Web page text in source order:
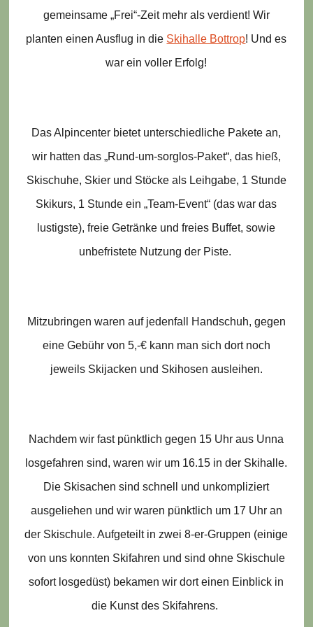
gemeinsame „Frei“-Zeit mehr als verdient! Wir
planten einen Ausflug in die Skihalle Bottrop! Und es
war ein voller Erfolg!
Das Alpincenter bietet unterschiedliche Pakete an,
wir hatten das „Rund-um-sorglos-Paket“, das hieß,
Skischuhe, Skier und Stöcke als Leihgabe, 1 Stunde
Skikurs, 1 Stunde ein „Team-Event“ (das war das
lustigste), freie Getränke und freies Buffet, sowie
unbefristete Nutzung der Piste.
Mitzubringen waren auf jedenfall Handschuh, gegen
eine Gebühr von 5,-€ kann man sich dort noch
jeweils Skijacken und Skihosen ausleihen.
Nachdem wir fast pünktlich gegen 15 Uhr aus Unna
losgefahren sind, waren wir um 16.15 in der Skihalle.
Die Skisachen sind schnell und unkompliziert
ausgeliehen und wir waren pünktlich um 17 Uhr an
der Skischule. Aufgeteilt in zwei 8-er-Gruppen (einige
von uns konnten Skifahren und sind ohne Skischule
sofort losgedüst) bekamen wir dort einen Einblick in
die Kunst des Skifahrens.